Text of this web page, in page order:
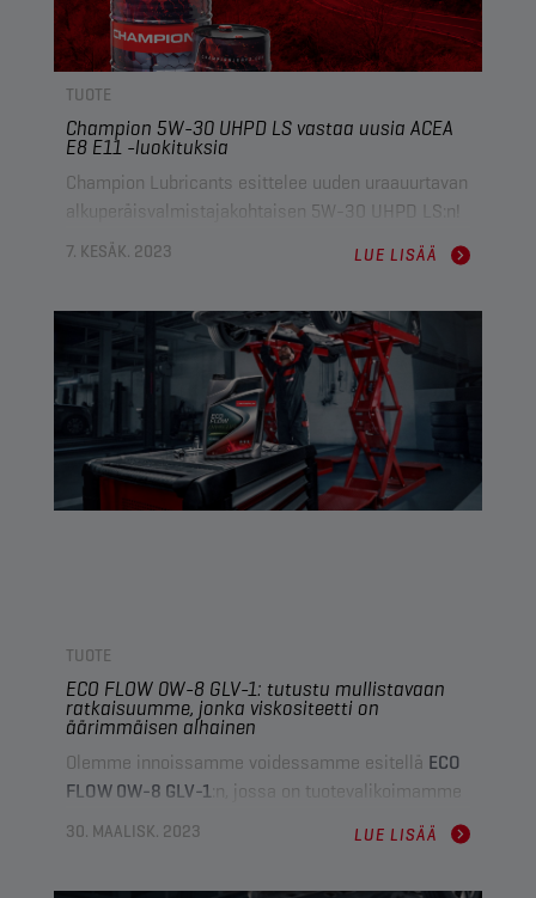
TUOTE
Champion 5W-30 UHPD LS vastaa uusia ACEA
E8 E11 -luokituksia
Champion Lubricants esittelee uuden uraauurtavan
alkuperäisvalmistajakohtaisen 5W-30 UHPD LS:n!
Kustannustehokas ACEA-öljy on kehitetty korkean
suorituskyvyn dieselmoottoreille. Tämä
tarkoin suunniteltu vastaamaan nykyaikaisten
raskaan kaluston moottorien kehittyviä
vaatimuksia sekä tarjoamaan ensiluokkaista
suorituskykyä, polttoainetaloutta ja pitkäkestoista
suojaa.
7. KESÄK. 2023 LUE LISÄÄ
TUOTE
ECO FLOW 0W-8 GLV-1: tutustu mullistavaan
ratkaisuumme, jonka viskositeetti on
äärimmäisen alhainen
Olemme innoissamme voidessamme esitellä ECO
FLOW 0W-8 GLV-1 :n, jossa on tuotevalikoimamme
alhaisin viskositeetti
30. MAALISK. 2023 LUE LISÄÄ